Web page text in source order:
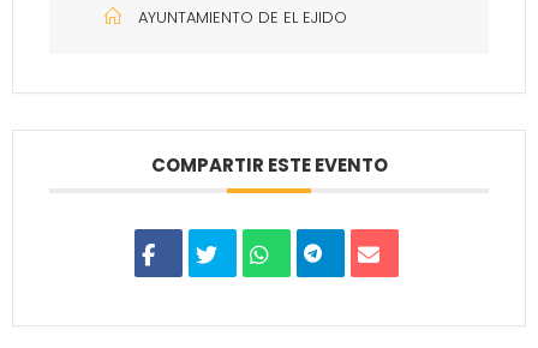
AYUNTAMIENTO DE EL EJIDO
COMPARTIR ESTE EVENTO